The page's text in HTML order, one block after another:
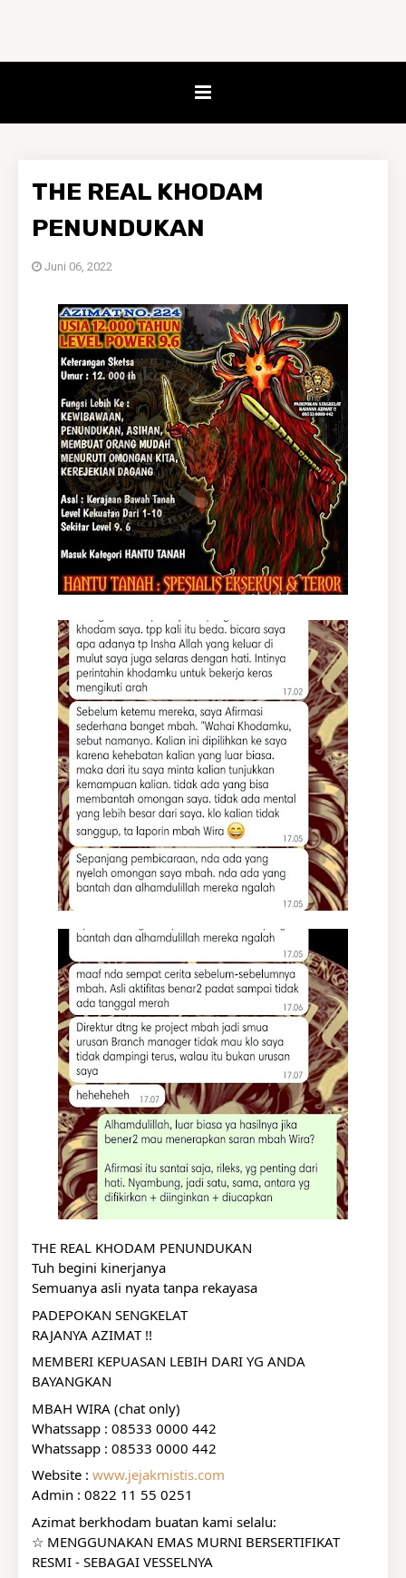
THE REAL KHODAM
PENUNDUKAN
Juni 06, 2022
THE REAL KHODAM PENUNDUKAN
Tuh begini kinerjanya
Semuanya asli nyata tanpa rekayasa
PADEPOKAN SENGKELAT
RAJANYA AZIMAT !!
MEMBERI KEPUASAN LEBIH DARI YG ANDA
BAYANGKAN
MBAH WIRA (chat only)
Whatssapp : 08533 0000 442
Whatssapp : 08533 0000 442
Website : www.jejakmistis.com
Admin : 0822 11 55 0251
Azimat berkhodam buatan kami selalu:
☆ MENGGUNAKAN EMAS MURNI BERSERTIFIKAT
RESMI - SEBAGAI VESSELNYA